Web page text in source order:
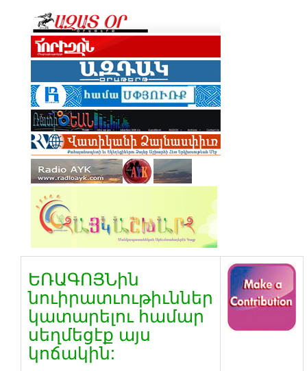
ԵՌԱԳՈՅՆին
նուիրատւութիւններ
կատարելու համար
սեղմեցէք այս
կոճակին: